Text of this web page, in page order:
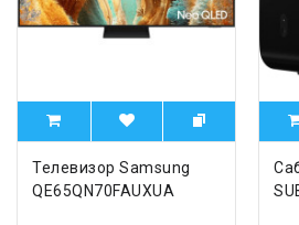
Телевизор Samsung
QE65QN70FAUXUA